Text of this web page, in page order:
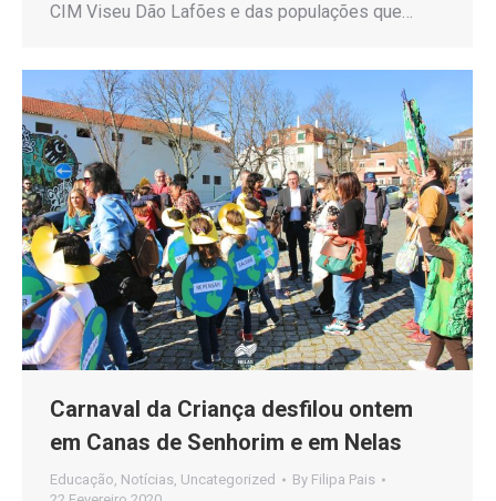
CIM Viseu Dão Lafões e das populações que…
Carnaval da Criança desfilou ontem
em Canas de Senhorim e em Nelas
Educação, Notícias, Uncategorized By Filipa Pais